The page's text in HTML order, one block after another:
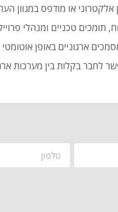
או מודפס במגוון
טכניים ומנהלי